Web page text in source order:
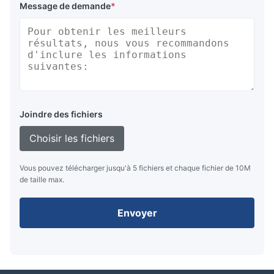
Message de demande*
Joindre des fichiers
Choisir les fichiers
Vous pouvez télécharger jusqu'à 5 fichiers et chaque fichier de 10M
de taille max.
Envoyer